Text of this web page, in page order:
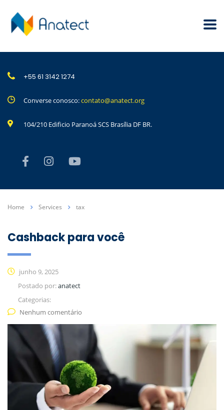
+55 61 3142 1274
Converse conosco:contato@anatect.org
104/210 Edificio Paranoá SCS Brasília DF BR.
Home Services tax
Cashback para você
junho 9, 2025
Postado por:anatect
Categorias:
Nenhum comentário